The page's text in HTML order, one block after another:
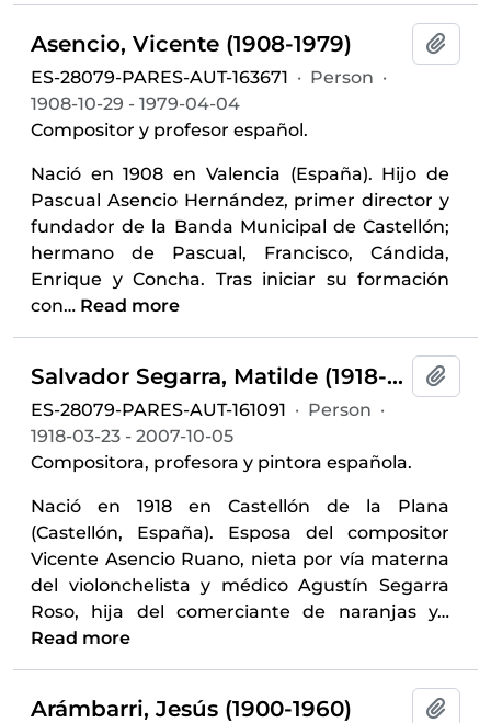
Asencio, Vicente (1908-1979)
ES-28079-PARES-AUT-163671 · Person ·
1908-10-29 - 1979-04-04
Compositor y profesor español.
Nació en 1908 en Valencia (España). Hijo de
Pascual Asencio Hernández, primer director y
fundador de la Banda Municipal de Castellón;
hermano de Pascual, Francisco, Cándida,
Enrique y Concha. Tras iniciar su formación
con… Read more
Salvador Segarra, Matilde (1918-2007)
ES-28079-PARES-AUT-161091 · Person ·
1918-03-23 - 2007-10-05
Compositora, profesora y pintora española.
Nació en 1918 en Castellón de la Plana
(Castellón, España). Esposa del compositor
Vicente Asencio Ruano, nieta por vía materna
del violonchelista y médico Agustín Segarra
Roso, hija del comerciante de naranjas y…
Read more
Arámbarri, Jesús (1900-1960)